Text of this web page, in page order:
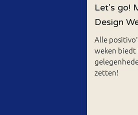
Let's go!
Design
Alle
weken biedt
zetten!